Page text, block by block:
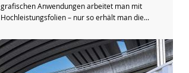
grafischen Anwendungen arbeitet man mit
Hochleistungsfolien – nur so erhält man die...